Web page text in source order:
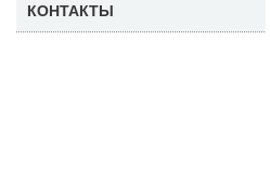
КОНТАКТЫ